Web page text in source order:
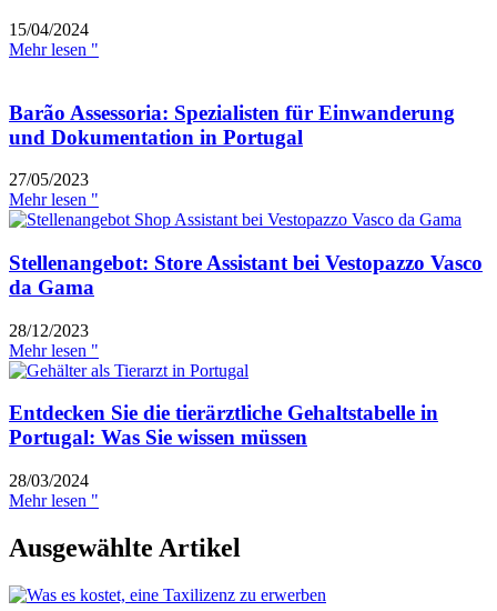
15/04/2024
Mehr lesen "
Barão Assessoria: Spezialisten für Einwanderung
und Dokumentation in Portugal
27/05/2023
Mehr lesen "
Stellenangebot: Store Assistant bei Vestopazzo Vasco
da Gama
28/12/2023
Mehr lesen "
Entdecken Sie die tierärztliche Gehaltstabelle in
Portugal: Was Sie wissen müssen
28/03/2024
Mehr lesen "
Ausgewählte Artikel